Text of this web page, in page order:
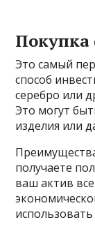
Покупка
Это самый
способ
серебро или
Это могут
изделия или
получаете
ваш актив